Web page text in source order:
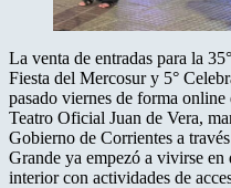
La venta de entradas para la
Fiesta del Mercosur y 5°
pasado viernes de forma online
Teatro Oficial Juan de Vera,
Gobierno de Corrientes a
Grande ya empezó a vivirse
interior con actividades de